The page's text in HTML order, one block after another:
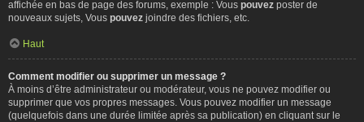
affichée en bas de page des forums, exemple : Vous pouvez poster de
nouveaux sujets, Vous pouvez joindre des fichiers, etc.
Haut
Comment modifier ou supprimer un message ?
À moins d’être administrateur ou modérateur, vous ne pouvez modifier ou
supprimer que vos propres messages. Vous pouvez modifier un message
(quelquefois dans une durée limitée après sa publication) en cliquant sur le